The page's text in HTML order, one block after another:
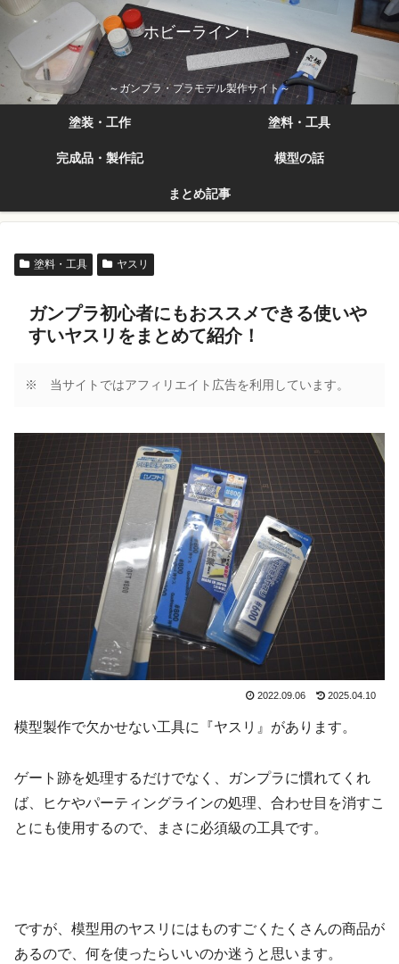
ホビーライン！
～ガンプラ・プラモデル製作サイト～
塗装・工作 塗料・工具
完成品・製作記 模型の話
まとめ記事
塗料・工具 ヤスリ
ガンプラ初心者にもおススメできる使いや
すいヤスリをまとめて紹介！
※ 当サイトではアフィリエイト広告を利用しています。
2022.09.06 2025.04.10
模型製作で欠かせない工具に『ヤスリ』があります。
ゲート跡を処理するだけでなく、ガンプラに慣れてくれ
ば、ヒケやパーティングラインの処理、合わせ目を消すこ
とにも使用するので、まさに必須級の工具です。
ですが、模型用のヤスリにはものすごくたくさんの商品が
あるので、何を使ったらいいのか迷うと思います。